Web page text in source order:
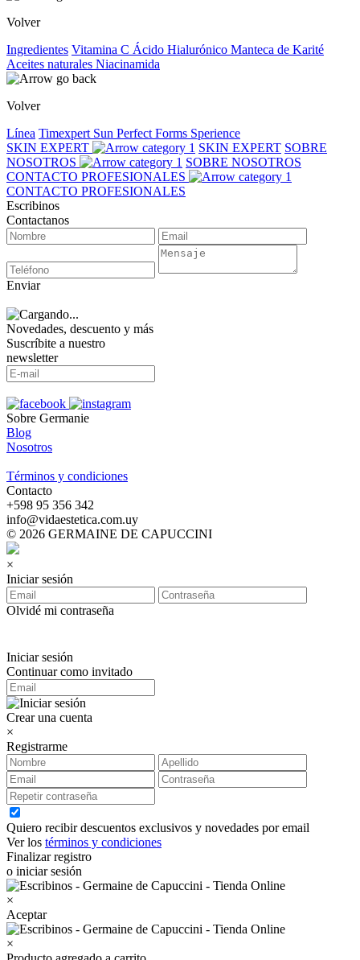
Volver
Ingredientes Vitamina C Ácido Hialurónico Manteca de Karité
Aceites naturales Niacinamida
Volver
Línea Timexpert Sun Perfect Forms Sperience
SKIN EXPERT
SKIN EXPERT SOBRE
NOSOTROS
SOBRE NOSOTROS
CONTACTO PROFESIONALES
CONTACTO PROFESIONALES
Escribinos
Contactanos
Enviar
Novedades, descuento y más
Suscríbite a nuestro
newsletter
Sobre Germanie
Blog
Nosotros
Términos y condiciones
Contacto
‪+598 95 356 342‬
info@vidaestetica.com.uy
© 2026 GERMAINE DE CAPUCCINI
×
Iniciar sesión
Olvidé mi contraseña
Iniciar sesión
Continuar como invitado
Crear una cuenta
×
Registrarme
Quiero recibir descuentos exclusivos y novedades por email
Ver los términos y condiciones
Finalizar registro
o iniciar sesión
×
Aceptar
×